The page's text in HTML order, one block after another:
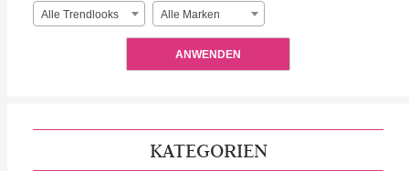
Alle Trendlooks Alle Marken
ANWENDEN
KATEGORIEN